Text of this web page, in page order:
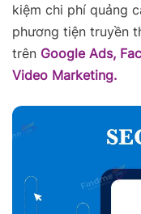
kiệm chi phí quảng
phương tiện truyền
trên Google Ads,
Video Marketing.